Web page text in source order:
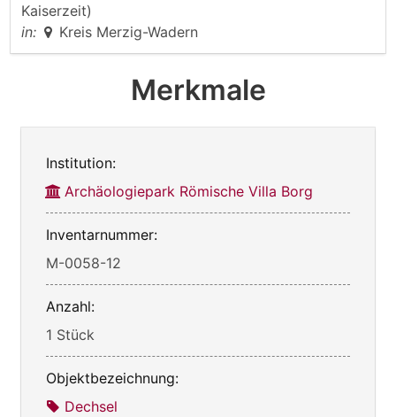
Kaiserzeit)
in:
Kreis Merzig-Wadern
Merkmale
Institution:
Archäologiepark Römische Villa Borg
Inventarnummer:
M-0058-12
Anzahl:
1 Stück
Objektbezeichnung:
Dechsel